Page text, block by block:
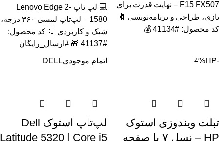
F15 FX507 – نهایت قدرت برای
بازی، طراحی و برنامه‌نویسی 🔖
کد محصول: #41134 💰
💻 لپ تاپ Lenovo Edge 2-
1580 – لپ‌تاپ لمسی ۳۶۰ درجه،
شیک و کاربردی 🔖 کد محصول:
#41137 🎁 #ارسال_رایگان
-4%
HP
تبلت ویندوزی استوک
HP – نسل ۷ با صفحه
اتمام موجودیDELL
لپ‌تاپ استوک Dell
Latitude 5320 | Core i5